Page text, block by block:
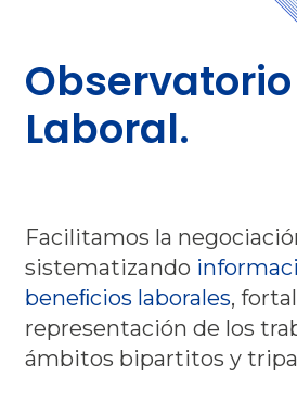
Observatorio
Laboral.
Facilitamos la
sistematizando
beneﬁcios laborales,
representación de los
ámbitos bipartitos y